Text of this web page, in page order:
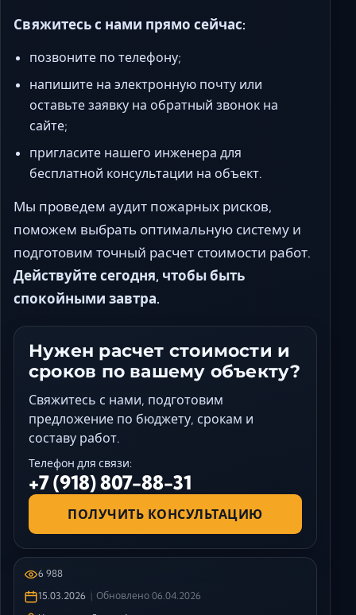
Свяжитесь с нами прямо сейчас:
позвоните по телефону;
напишите на электронную почту или
оставьте заявку на обратный звонок на
сайте;
пригласите нашего инженера для
бесплатной консультации на объект.
Мы проведем аудит пожарных рисков,
поможем выбрать оптимальную систему и
подготовим точный расчет стоимости работ.
Действуйте сегодня, чтобы быть
спокойными завтра.
Нужен расчет стоимости и
сроков по вашему объекту?
Свяжитесь с нами, подготовим
предложение по бюджету, срокам и
составу работ.
Телефон для связи:
+7 (918) 807-88-31
ПОЛУЧИТЬ КОНСУЛЬТАЦИЮ
6 988
15.03.2026
Обновлено 06.04.2026